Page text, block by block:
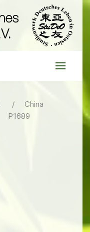
China
P1689